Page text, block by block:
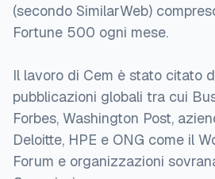
(secondo SimilarWeb)
Fortune 500 ogni mese.
Il lavoro di Cem è stato citato
pubblicazioni globali tra cui
Forbes, Washington Post,
Deloitte, HPE e ONG come il
Forum e organizzazioni